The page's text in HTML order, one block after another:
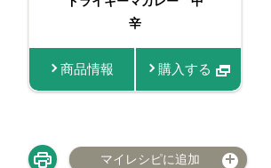
辛
商品情報 購入する
マイレシピに追加